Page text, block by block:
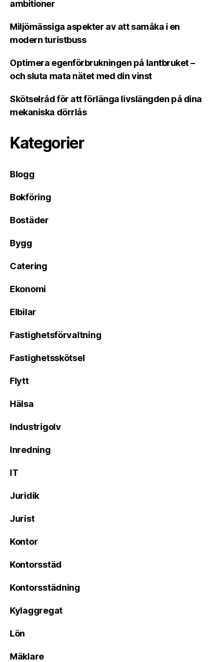
ambitioner
Miljömässiga aspekter av att samåka i en
modern turistbuss
Optimera egenförbrukningen på lantbruket –
och sluta mata nätet med din vinst
Skötselråd för att förlänga livslängden på dina
mekaniska dörrlås
Kategorier
Blogg
Bokföring
Bostäder
Bygg
Catering
Ekonomi
Elbilar
Fastighetsförvaltning
Fastighetsskötsel
Flytt
Hälsa
Industrigolv
Inredning
IT
Juridik
Jurist
Kontor
Kontorsstäd
Kontorsstädning
Kylaggregat
Lön
Mäklare